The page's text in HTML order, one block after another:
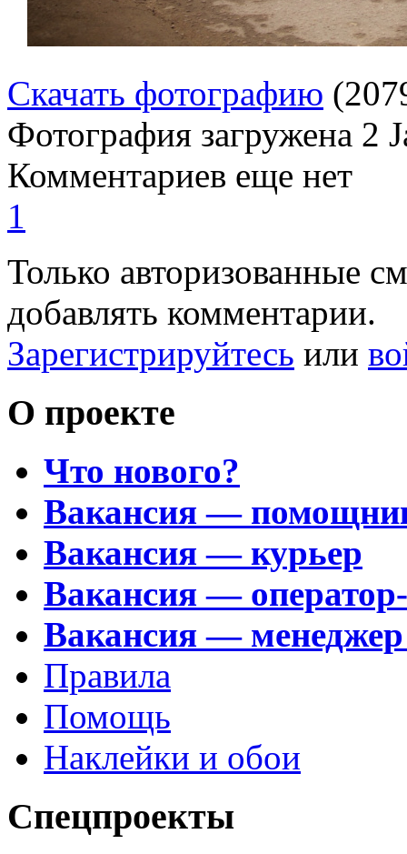
Скачать фотографию
Фотография загружена 2
Комментариев еще нет
1
Только авторизованные
добавлять комментарии.
Зарегистрируйтесь или
О проекте
Что нового?
Вакансия —
Вакансия — курьер
Вакансия —
Вакансия —
Правила
Помощь
Наклейки и обои
Спецпроекты